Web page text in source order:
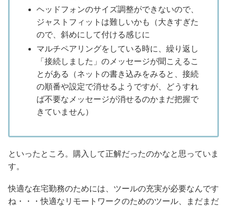
ヘッドフォンのサイズ調整ができないので、
ジャストフィットは難しいかも（大きすぎた
ので、斜めにして付ける感じに
マルチペアリングをしている時に、繰り返し
「接続しました」のメッセージが聞こえるこ
とがある（ネットの書き込みをみると、接続
の順番や設定で消せるようですが、どうすれ
ば不要なメッセージが消せるのかまだ把握で
きていません）
といったところ。購入して正解だったのかなと思っていま
す。
快適な在宅勤務のためには、ツールの充実が必要なんです
ね・・・快適なリモートワークのためのツール、まだまだ